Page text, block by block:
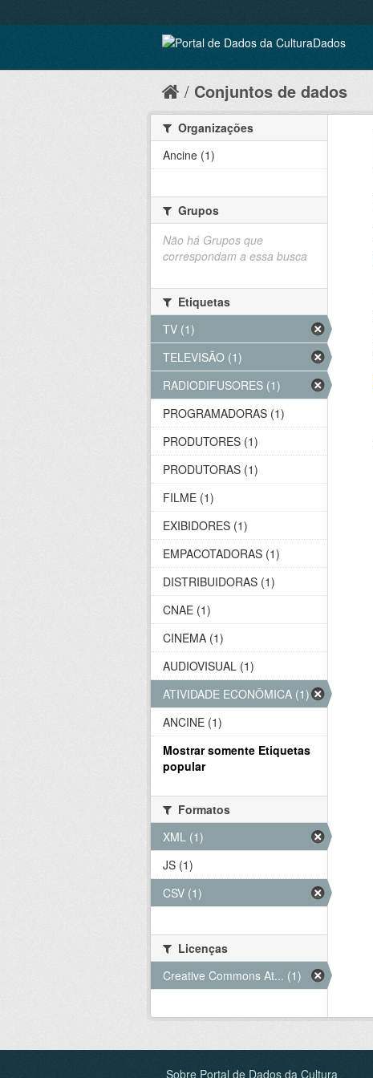
Conjuntos de dados
Organizações
Ancine (1)
Grupos
Não há Grupos que
correspondam a essa busca
Etiquetas
TV (1)
TELEVISÃO (1)
RADIODIFUSORES (1)
PROGRAMADORAS (1)
PRODUTORES (1)
PRODUTORAS (1)
FILME (1)
EXIBIDORES (1)
EMPACOTADORAS (1)
DISTRIBUIDORAS (1)
CNAE (1)
CINEMA (1)
AUDIOVISUAL (1)
ATIVIDADE ECONÔMICA (1)
ANCINE (1)
Mostrar somente Etiquetas
popular
Formatos
XML (1)
JS (1)
CSV (1)
Licenças
Creative Commons At... (1)
Sobre Portal de Dados da Cultura